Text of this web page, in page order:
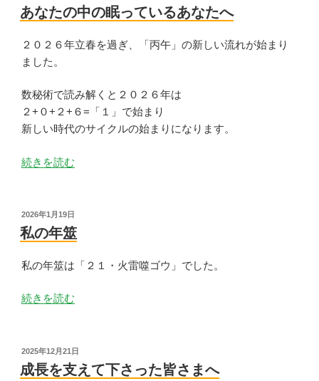
稿
日:
あなたの中の眠っているあなたへ
２０２６年立春を過ぎ、「丙午」の新しい流れが始まり
ました。
数秘術で読み解くと２０２６年は
２+０+２+６=「１」で始まり
新しい時代のサイクルの始まりになります。
“あ
の
中
眠
て
あ
な
続きを読む
投
稿
日:
2026年1月19日
私の年筮
私の年筮は「２１・火雷噬ゴウ」でした。
“私
筮”
の
続きを読む
投
稿
日:
2025年12月21日
成長を支えて下さった皆さまへ